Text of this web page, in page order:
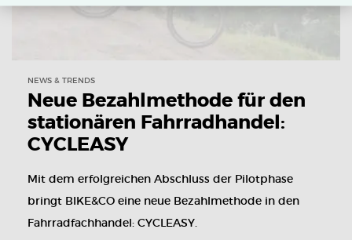
NEWS & TRENDS
Neue Bezahlmethode für den
stationären Fahrradhandel:
CYCLEASY
Mit dem erfolgreichen Abschluss der Pilotphase
bringt BIKE&CO eine neue Bezahlmethode in den
Fahrradfachhandel: CYCLEASY.